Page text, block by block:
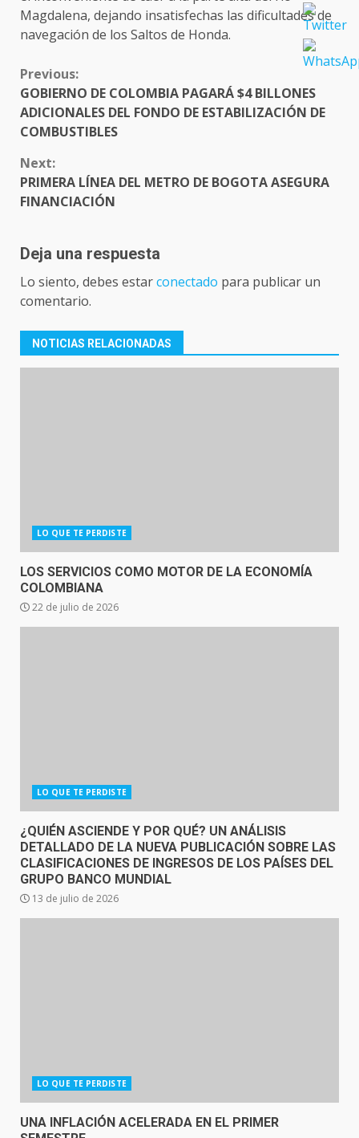
Magdalena, dejando insatisfechas las dificultades de
navegación de los Saltos de Honda.
CONTINUE
READING
Previous:
GOBIERNO DE COLOMBIA PAGARÁ $4 BILLONES
ADICIONALES DEL FONDO DE ESTABILIZACIÓN DE
COMBUSTIBLES
Next:
PRIMERA LÍNEA DEL METRO DE BOGOTA ASEGURA
FINANCIACIÓN
Deja una respuesta
Lo siento, debes estarconectado para publicar un
comentario.
NOTICIAS RELACIONADAS
LO QUE TE PERDISTE
LOS SERVICIOS COMO MOTOR DE LA ECONOMÍA
COLOMBIANA
22 de julio de 2026
LO QUE TE PERDISTE
¿QUIÉN ASCIENDE Y POR QUÉ? UN ANÁLISIS
DETALLADO DE LA NUEVA PUBLICACIÓN SOBRE LAS
CLASIFICACIONES DE INGRESOS DE LOS PAÍSES DEL
GRUPO BANCO MUNDIAL
13 de julio de 2026
LO QUE TE PERDISTE
UNA INFLACIÓN ACELERADA EN EL PRIMER